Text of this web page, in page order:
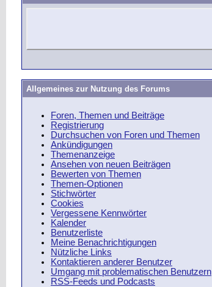
Allgemeines zur Nutzung des Forums
Foren, Themen und Beiträge
Registrierung
Durchsuchen von Foren und Themen
Ankündigungen
Themenanzeige
Ansehen von neuen Beiträgen
Bewerten von Themen
Themen-Optionen
Stichwörter
Cookies
Vergessene Kennwörter
Kalender
Benutzerliste
Meine Benachrichtigungen
Nützliche Links
Kontaktieren anderer Benutzer
Umgang mit problematischen Benutzern
RSS-Feeds und Podcasts